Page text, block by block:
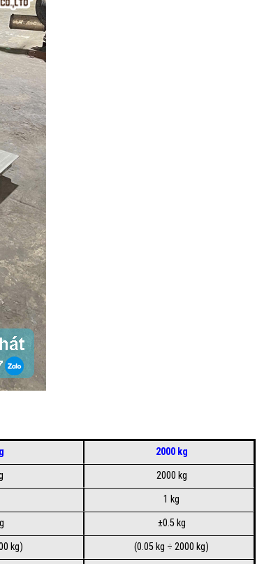
2000 kg
2000 kg
1 kg
±0.5 kg
kg)
(0.05 kg ÷ 2000 kg)